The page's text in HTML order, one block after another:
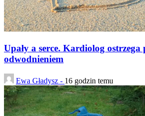
Upały a serce. Kardiolog ostrzega
odwodnieniem
Ewa Gładysz - 16 godzin temu